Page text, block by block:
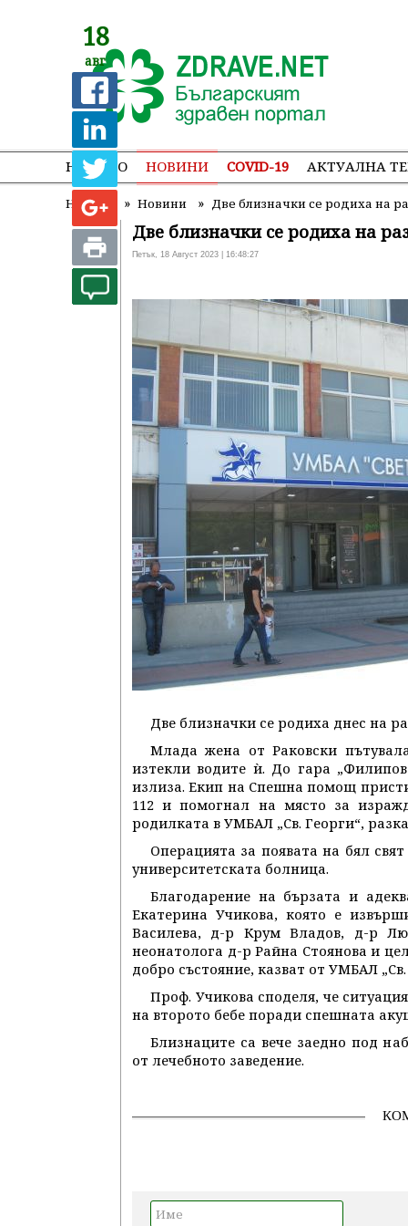
НАЧАЛО НОВИНИ COVID-19 АКТУАЛНА
Начало » Новини » Две близначки се родиха на
18
авг
Две близначки се родиха на
Петък, 18 Август 2023 | 16:48:27
Две близначки се родиха днес на
Млада жена от Раковски
изтекли водите ѝ. До гара
излиза. Екип на Спешна помощ
112 и помогнал на място за
родилката в УМБАЛ „Св. Георги“,
Операцията за появата на бял
университетската болница.
Благодарение на бързата и
Екатерина Учикова, която е
Василева, д-р Крум Владов, д-р
неонатолога д-р Райна Стоянова и
добро състояние, казват от УМБАЛ „Св.
Проф. Учикова споделя, че
на второто бебе поради спешната
Близнаците са вече заедно под
от лечебното заведение.